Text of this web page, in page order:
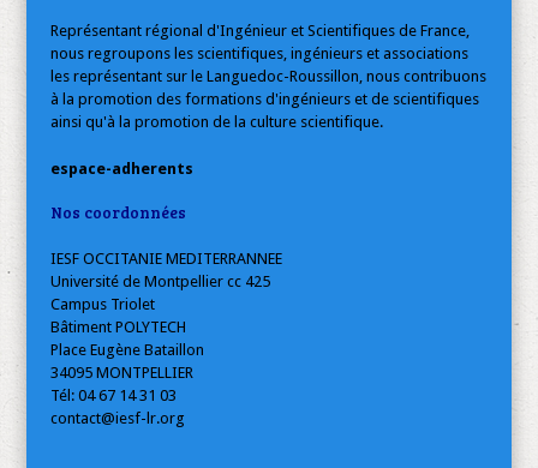
Représentant régional d'Ingénieur et Scientifiques de France,
nous regroupons les scientifiques, ingénieurs et associations
les représentant sur le Languedoc-Roussillon, nous contribuons
à la promotion des formations d'ingénieurs et de scientifiques
ainsi qu'à la promotion de la culture scientifique.
espace-adherents
Nos coordonnées
IESF OCCITANIE MEDITERRANNEE
Université de Montpellier cc 425
Campus Triolet
Bâtiment POLYTECH
Place Eugène Bataillon
34095 MONTPELLIER
Tél: 04 67 14 31 03
contact@iesf-lr.org